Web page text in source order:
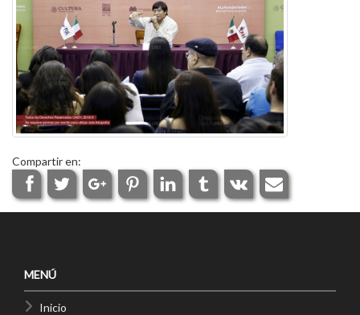
Compartir en:
MENÚ
Inicio